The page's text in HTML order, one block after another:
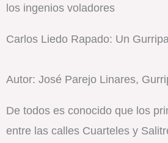
los ingenios voladores
Carlos Liedo Rapado: Un
Autor: José Parejo Linares,
De todos es conocido que los
entre las calles Cuarteles y